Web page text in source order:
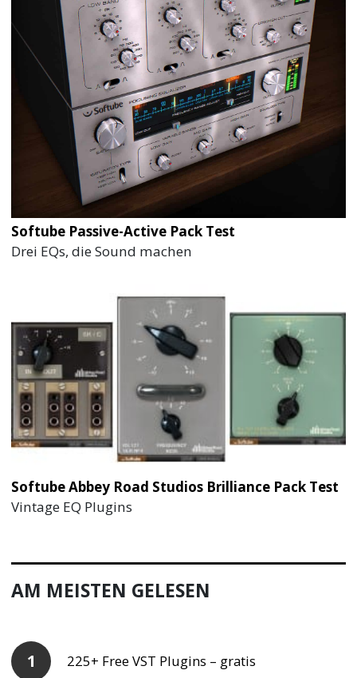
Softube Passive-Active Pack Test
Drei EQs, die Sound machen
Softube Abbey Road Studios Brilliance Pack Test
Vintage EQ Plugins
AM MEISTEN GELESEN
225+ Free VST Plugins – gratis